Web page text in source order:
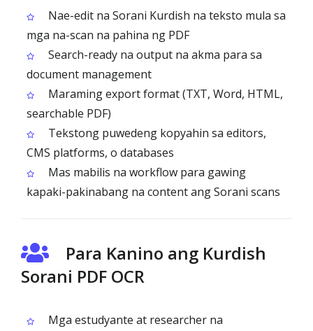
Nae-edit na Sorani Kurdish na teksto mula sa
mga na-scan na pahina ng PDF
Search-ready na output na akma para sa
document management
Maraming export format (TXT, Word, HTML,
searchable PDF)
Tekstong puwedeng kopyahin sa editors,
CMS platforms, o databases
Mas mabilis na workflow para gawing
kapaki-pakinabang na content ang Sorani scans
Para Kanino ang Kurdish
Sorani PDF OCR
Mga estudyante at researcher na